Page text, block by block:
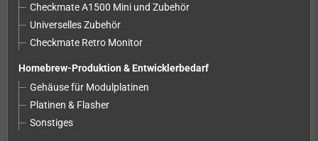
Checkmate A1500 Mini und Zubehör
Universelles Zubehör
Checkmate Retro Monitor
Homebrew-Produktion & Entwicklerbedarf
Gehäuse für Modulplatinen
Platinen & Flasher
Sonstiges